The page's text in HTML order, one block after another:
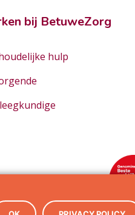
bij BetuweZorg
hulp